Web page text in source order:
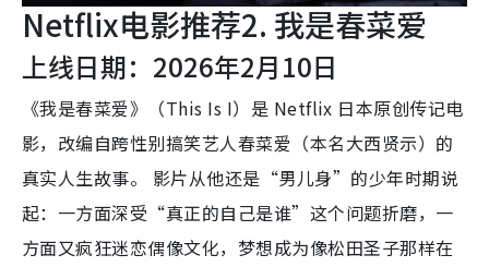
Netflix电影推荐2. 我是春菜爱
上线日期：2026年2月10日
《我是春菜爱》（This Is I）是 Netflix 日本原创传记电
影，改编自跨性别搞笑艺人春菜爱（本名大西贤示）的
真实人生故事。 影片从他还是“男儿身”的少年时期说
起：一方面深受“真正的自己是谁”这个问题折磨，一
方面又疯狂迷恋偶像文化，梦想成为像松田圣子那样在